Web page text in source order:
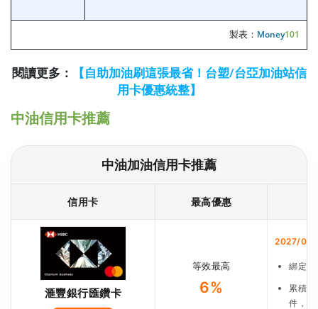
製表： Money101
閱讀更多：
【自助加油刷這張最省！台塑/台亞加油站信
用卡優惠統整】
中油信用卡推薦
中油加油信用卡推薦
信用卡 最高優惠
滙豐銀行匯鑽卡
等效最高
6%
2027/06/
綁定
累積
件，